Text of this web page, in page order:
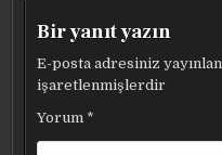
Bir yanıt yazın
E-posta adresiniz
işaretlenmişlerdir
Yorum *